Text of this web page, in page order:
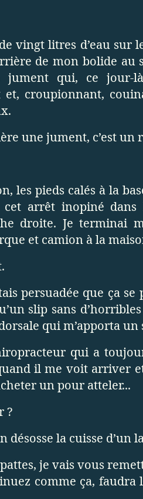
vingt litres d’eau
de mon bolide au
jument qui, ce jour-
et, croupionnant,
une jument, c’est un
les pieds calés à la
cet arrêt inopiné
droite. Je terminai
et camion à la
persuadée que ça
slip sans
qui m’apporta
qui a
il me voit arriver
un pour atteler...
?
désosse la cuisse d’un
je vais vous
comme ça, faudra